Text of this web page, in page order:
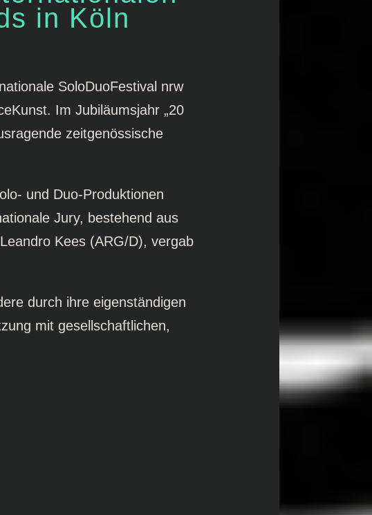
in Köln
SoloDuoFestival nrw
Im Jubiläumsjahr „20
zeitgenössische
und Duo-Produktionen
Jury, bestehend aus
Kees (ARG/D), vergab
durch ihre eigenständigen
mit gesellschaftlichen,